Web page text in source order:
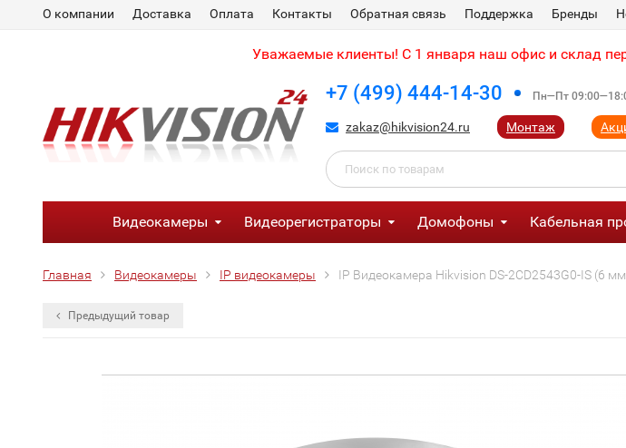
О компании Доставка Оплата Контакты Обратная связь Поддержка Бренды
Уважаемые клиенты! С 1 января наш офис и склад
+7 (499) 444-14-30 Пн—Пт
zakaz@hikvision24.ru Монтаж
Видеокамеры Видеорегистраторы Домофоны Кабельная
Главная Видеокамеры IP видеокамеры IP Видеокамера Hikvision DS-2CD2543G0-IS (6
Предыдущий товар